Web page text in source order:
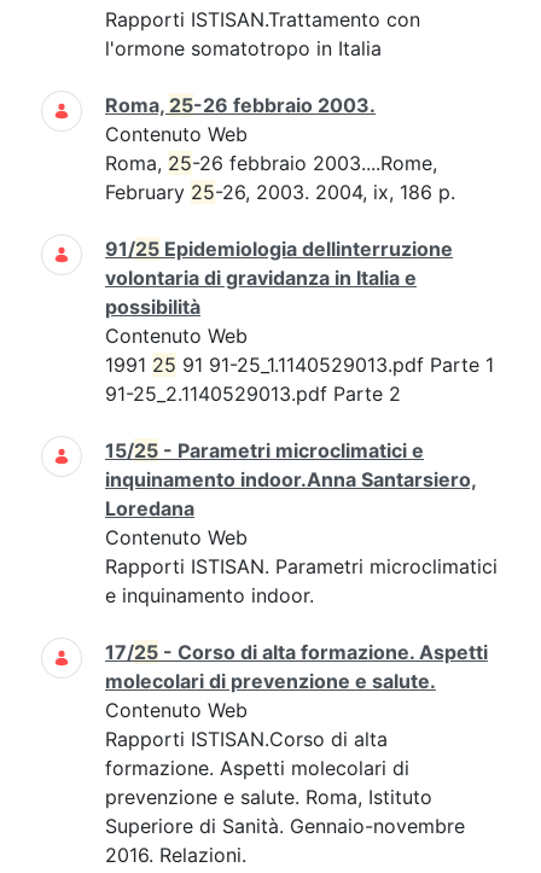
Rapporti ISTISAN.Trattamento con
l'ormone somatotropo in Italia
Roma, 25-26 febbraio 2003.
Contenuto Web
Roma, 25-26 febbraio 2003....Rome,
February 25-26, 2003. 2004, ix, 186 p.
91/25 Epidemiologia dellinterruzione
volontaria di gravidanza in Italia e
possibilità
Contenuto Web
1991 25 91 91-25_1.1140529013.pdf Parte 1
91-25_2.1140529013.pdf Parte 2
15/25 - Parametri microclimatici e
inquinamento indoor.Anna Santarsiero,
Loredana
Contenuto Web
Rapporti ISTISAN. Parametri microclimatici
e inquinamento indoor.
17/25 - Corso di alta formazione. Aspetti
molecolari di prevenzione e salute.
Contenuto Web
Rapporti ISTISAN.Corso di alta
formazione. Aspetti molecolari di
prevenzione e salute. Roma, Istituto
Superiore di Sanità. Gennaio-novembre
2016. Relazioni.